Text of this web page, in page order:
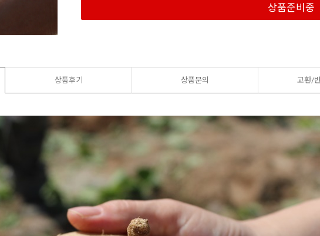
상품준비중
상품후기 상품문의 교환/